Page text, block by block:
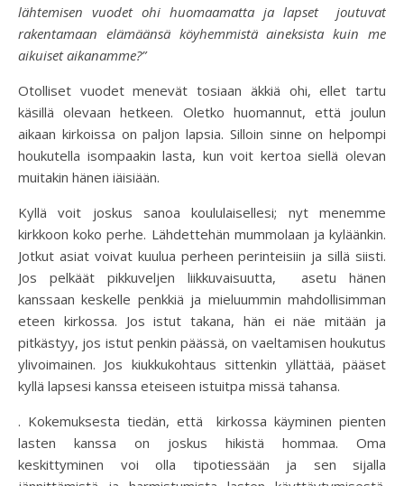
lähtemisen vuodet ohi huomaamatta ja lapset joutuvat
rakentamaan elämäänsä köyhemmistä aineksista kuin me
aikuiset aikanamme?”
Otolliset vuodet menevät tosiaan äkkiä ohi, ellet tartu
käsillä olevaan hetkeen. Oletko huomannut, että joulun
aikaan kirkoissa on paljon lapsia. Silloin sinne on helpompi
houkutella isompaakin lasta, kun voit kertoa siellä olevan
muitakin hänen iäisiään.
Kyllä voit joskus sanoa koululaisellesi; nyt menemme
kirkkoon koko perhe. Lähdettehän mummolaan ja kyläänkin.
Jotkut asiat voivat kuulua perheen perinteisiin ja sillä siisti.
Jos pelkäät pikkuveljen liikkuvaisuutta, asetu hänen
kanssaan keskelle penkkiä ja mieluummin mahdollisimman
eteen kirkossa. Jos istut takana, hän ei näe mitään ja
pitkästyy, jos istut penkin päässä, on vaeltamisen houkutus
ylivoimainen. Jos kiukkukohtaus sittenkin yllättää, pääset
kyllä lapsesi kanssa eteiseen istuitpa missä tahansa.
. Kokemuksesta tiedän, että kirkossa käyminen pienten
lasten kanssa on joskus hikistä hommaa. Oma
keskittyminen voi olla tipotiessään ja sen sijalla